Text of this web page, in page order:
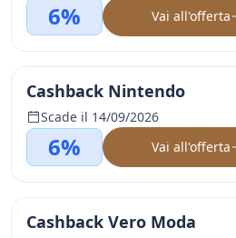
6% Vai all'offerta
Cashback Nintendo
Scade il 14/09/2026
6% Vai all'offerta
Cashback Vero Moda